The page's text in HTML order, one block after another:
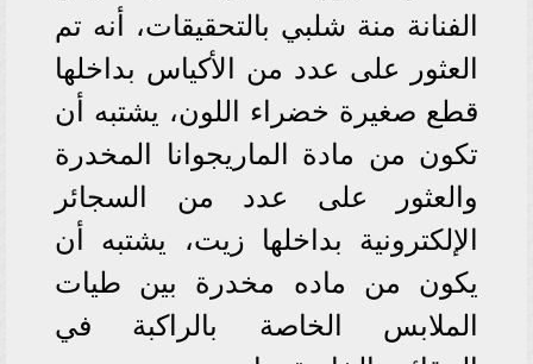
الفنانة منة شلبي بالتحقيقات، أنه تم
العثور على عدد من الأكياس بداخلها
قطع صغيرة خضراء اللون، يشتبه أن
تكون من مادة الماريجوانا المخدرة
والعثور على عدد من السجائر
الإلكترونية بداخلها زيت، يشتبه أن
يكون من ماده مخدرة بين طيات
الملابس الخاصة بالراكبة في